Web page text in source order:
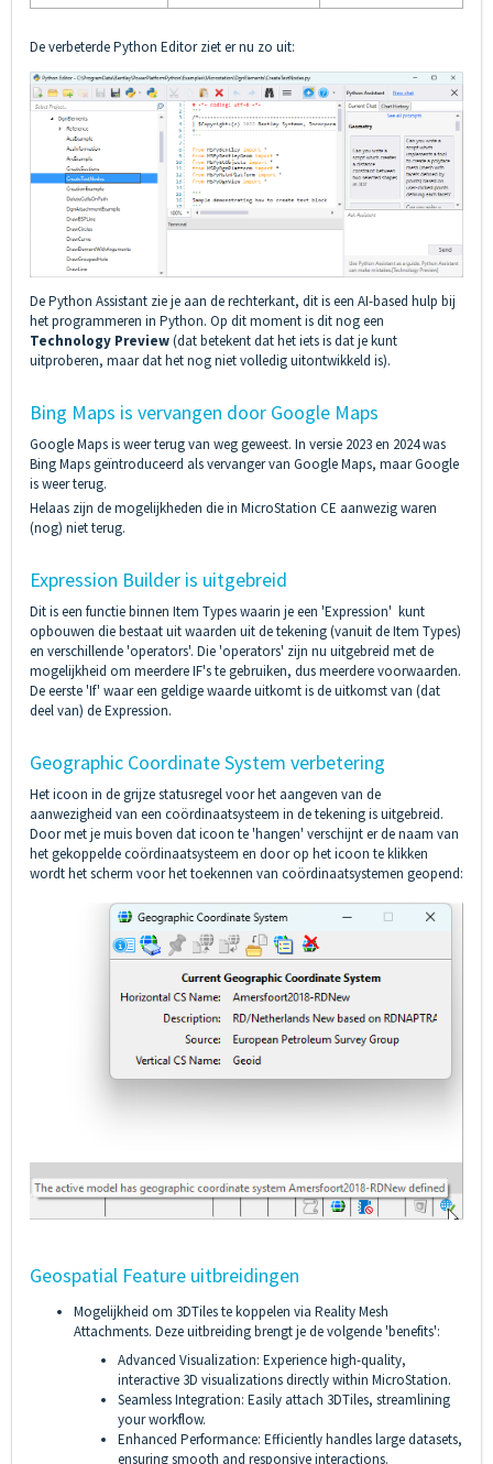
De verbeterde Python Editor ziet er nu zo uit:
De Python Assistant zie je aan de rechterkant, dit is een AI-based hulp bij
het programmeren in Python. Op dit moment is dit nog een
Technology Preview(dat betekent dat het iets is dat je kunt
uitproberen, maar dat het nog niet volledig uitontwikkeld is).
Bing Maps is vervangen door Google Maps
Google Maps is weer terug van weg geweest. In versie 2023 en 2024 was
Bing Maps geïntroduceerd als vervanger van Google Maps, maar Google
is weer terug.
Helaas zijn de mogelijkheden die in MicroStation CE aanwezig waren
(nog) niet terug.
Expression Builder is uitgebreid
Dit is een functie binnen Item Types waarin je een 'Expression' kunt
opbouwen die bestaat uit waarden uit de tekening (vanuit de Item Types)
en verschillende 'operators'. Die 'operators' zijn nu uitgebreid met de
mogelijkheid om meerdere IF's te gebruiken, dus meerdere voorwaarden.
De eerste 'If' waar een geldige waarde uitkomt is de uitkomst van (dat
deel van) de Expression.
Geographic Coordinate System verbetering
Het icoon in de grijze statusregel voor het aangeven van de
aanwezigheid van een coördinaatsysteem in de tekening is uitgebreid.
Door met je muis boven dat icoon te 'hangen' verschijnt er de naam van
het gekoppelde coördinaatsysteem en door op het icoon te klikken
wordt het scherm voor het toekennen van coördinaatsystemen geopend:
Geospatial Feature uitbreidingen
Mogelijkheid om 3DTiles te koppelen via Reality Mesh
Attachments. Deze uitbreiding brengt je de volgende 'benefits':
Advanced Visualization: Experience high-quality,
interactive 3D visualizations directly within MicroStation.
Seamless Integration: Easily attach 3DTiles, streamlining
your workflow.
Enhanced Performance: Efficiently handles large datasets,
ensuring smooth and responsive interactions.